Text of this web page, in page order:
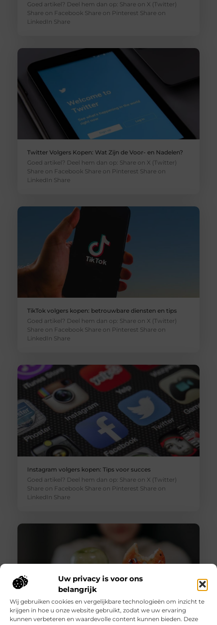
Uw privacy is voor ons
belangrijk
Wij gebruiken cookies en vergelijkbare technologieën om inzicht te
krijgen in hoe u onze website gebruikt, zodat we uw ervaring
kunnen verbeteren en waardevolle content kunnen bieden. Deze
Goed artikel? Deel hem dan op: Share on X (Twitter)
Share on Facebook Share on Pinterest Share on
LinkedIn Share
Twitter Volgers Kopen: Wat Zijn de Voor- en Nadelen?
Goed artikel? Deel hem dan op: Share on X (Twitter)
Share on Facebook Share on Pinterest Share on
LinkedIn Share
TikTok volgers kopen: betrouwbare diensten en tips
Goed artikel? Deel hem dan op: Share on X (Twitter)
Share on Facebook Share on Pinterest Share on
LinkedIn Share
Instagram volgers kopen: Tips voor succes
Goed artikel? Deel hem dan op: Share on X (Twitter)
Share on Facebook Share on Pinterest Share on
LinkedIn Share